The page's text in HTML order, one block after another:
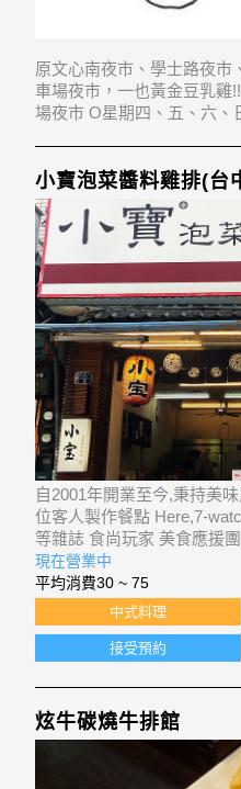
原文心南夜市、學士路夜市
車場夜市，一也黃金豆乳雞
場夜市 O星期四、五、六、
小寶泡菜醬料雞排(台
自2001年開業至今,秉持美
位客人製作餐點 Here,7-
等雜誌 食尚玩家 美食應援
節目 皆有刊登或報導本店
現在營業中
平均消費30 ~ 75
中式料理
接受預約
炫牛碳燒牛排館